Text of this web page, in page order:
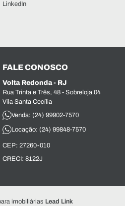
LinkedIn
FALE CONOSCO
Volta Redonda - RJ
Rua Trinta e Três, 48 - Sobreloja 04
Vila Santa Cecília
Venda: (24) 99902-7570
Locação: (24) 99848-7570
CEP: 27260-010
CRECI: 8122J
imobiliárias Lead Link